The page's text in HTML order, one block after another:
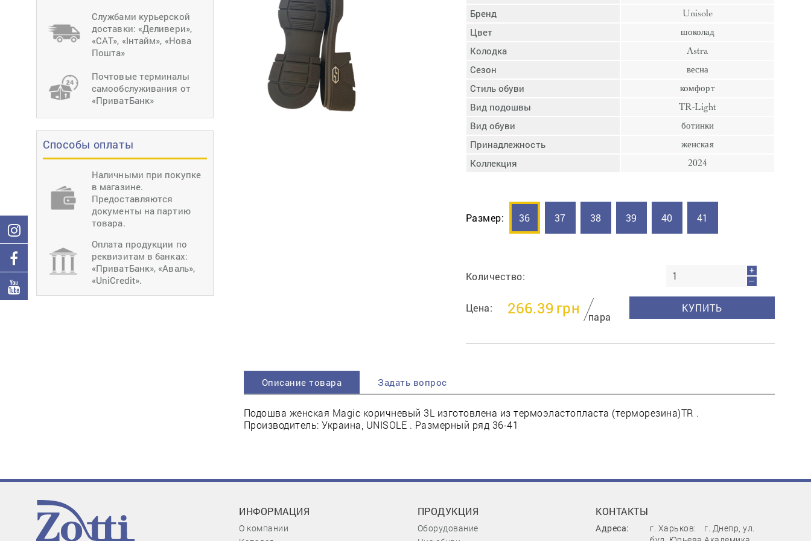
оборудование
Загибка деталей
Вставка фурнитуры
пресс
Ампулы
Иглы
Службами курьерской
доставки: «Деливери»,
«САТ», «Інтайм», «Нова
Пошта»
Почтовые терминалы
самообслуживания от
«ПриватБанк»
Способы оплаты
Наличными при покупке
в магазине.
Предоставляются
документы на партию
товара.
Оплата продукции по
реквизитам в банках:
«ПриватБанк», «Аваль»,
«UniCredit».
Бренд Unisole
Цвет шоколад
Колодка Astra
Сезон весна
Стиль обуви комфорт
Вид подошвы TR-Light
Вид обуви ботинки
Принадлежность женская
Коллекция 2024
Размер: 36 37 38 39 40 41
Количество:
+
—
Цена: 266.39 грн пара
КУПИТЬ
Описание товара Задать вопрос
Подошва женская Magic коричневый 3L изготовлена из термоэластопласта (терморезина)TR .
Производитель: Украина, UNISOLE . Размерный ряд 36-41
ИНФОРМАЦИЯ
О компании
ПРОДУКЦИЯ
Оборудование
КОНТАКТЫ
Адреса:
г. Харьков:
г. Днепр, ул.